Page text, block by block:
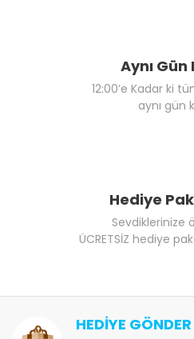
Aynı
12:00’e Kadar ki
aynı gün
Hediye
Sevdiklerinize
ÜCRETSİZ hediye
HEDİYE GÖNDER